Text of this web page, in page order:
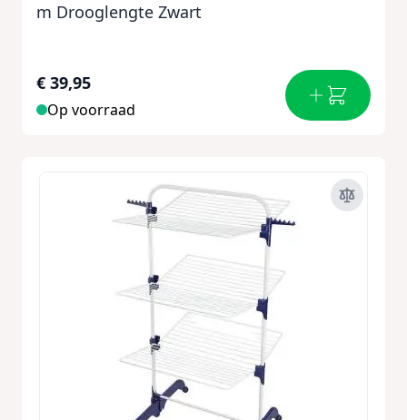
m Drooglengte Zwart
€ 39,95
Op voorraad